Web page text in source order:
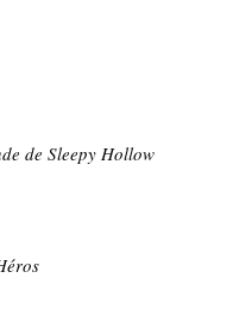
de Sleepy Hollow